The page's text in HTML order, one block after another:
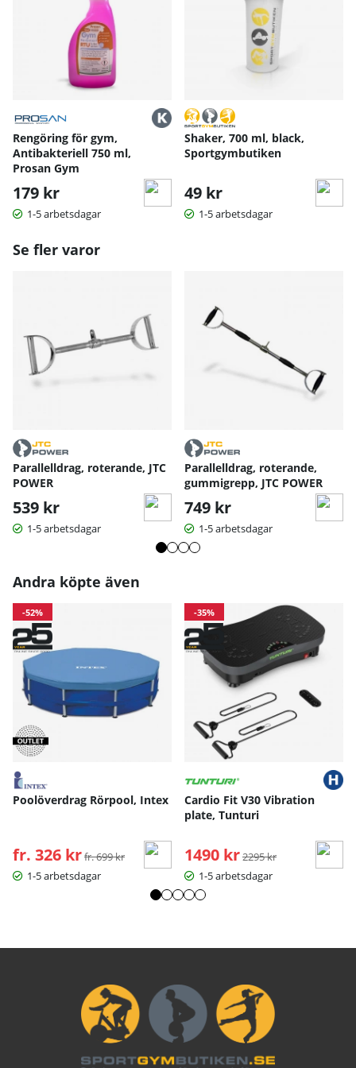
Rengöring för gym,
Antibakteriell 750 ml,
Prosan Gym
179 kr
1-5 arbetsdagar
Shaker, 700 ml, black,
Sportgymbutiken
49 kr
1-5 arbetsdagar
Se fler varor
Parallelldrag, roterande, JTC
POWER
539 kr
1-5 arbetsdagar
Parallelldrag, roterande,
gummigrepp, JTC POWER
749 kr
1-5 arbetsdagar
Andra köpte även
-52%
Poolöverdrag Rörpool, Intex
fr. 326 kr Ordinarie pris:
fr. 699 kr
1-5 arbetsdagar
-35%
Cardio Fit V30 Vibration
plate, Tunturi
1490 kr Ordinarie pris:
2295 kr
1-5 arbetsdagar